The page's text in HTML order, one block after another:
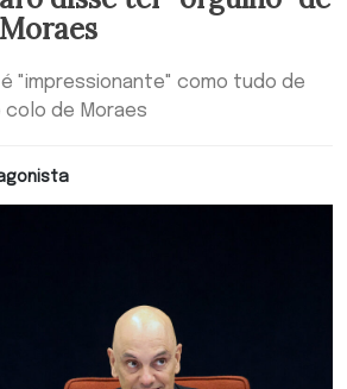
é "impressionante" como tudo de
de Moraes